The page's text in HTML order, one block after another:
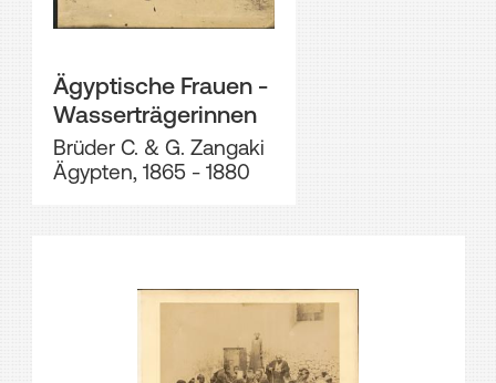
Ägyptische Frauen -
Wasserträgerinnen
Brüder C. & G. Zangaki
Ägypten, 1865 - 1880